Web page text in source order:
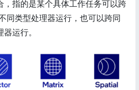
，指的是某个具体工作任务可以跨
同类型处理器运行，也可以跨同
运行。